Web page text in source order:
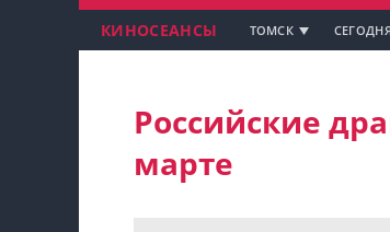
Мои тусовки
КИНОСЕАНСЫ ТОМСК СЕГОДНЯ
Российские
марте